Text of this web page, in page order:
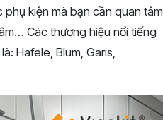
kiện mà bạn cần quan tâm
Các thương hiệu nổi tiếng
Hafele, Blum, Garis,